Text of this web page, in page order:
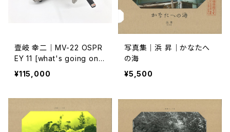
壹岐 幸二｜MV-22 OSPR
EY 11 [what's going on
?]
¥115,000
写真集｜浜 昇｜かなたへ
の海
¥5,500